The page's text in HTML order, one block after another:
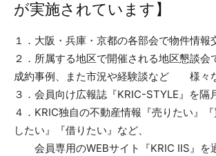
が実施されています】
１．大阪・兵庫・京都の各部会で物件情報
２．所属する地区で開催される地区懇談会
成約事例、また市況や経験談など 様々
３．会員向け広報誌『KRIC-STYLE』を隔
４．KRIC独自の不動産情報『売りたい』
したい』『借りたい』など、
会員専用のWEBサイト『KRIC IIS』を